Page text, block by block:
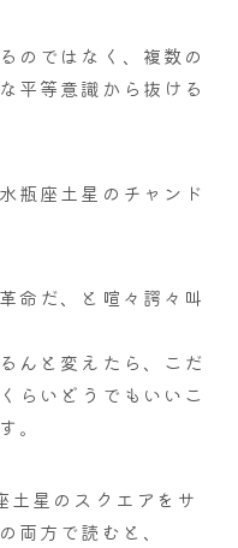
のではなく、複数の
平等意識から抜ける
瓶座土星のチャンド
命だ、と喧々諤々叫
んと変えたら、こだ
らいどうでもいいこ
。
土星のスクエアをサ
両方で読むと、